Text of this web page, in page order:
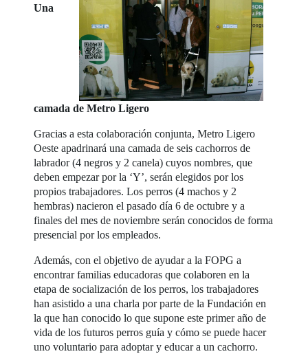
Una
camada de Metro Ligero
Gracias a esta colaboración conjunta, Metro Ligero
Oeste apadrinará una camada de seis cachorros de
labrador (4 negros y 2 canela) cuyos nombres, que
deben empezar por la ‘Y’, serán elegidos por los
propios trabajadores. Los perros (4 machos y 2
hembras) nacieron el pasado día 6 de octubre y a
finales del mes de noviembre serán conocidos de forma
presencial por los empleados.
Además, con el objetivo de ayudar a la FOPG a
encontrar familias educadoras que colaboren en la
etapa de socialización de los perros, los trabajadores
han asistido a una charla por parte de la Fundación en
la que han conocido lo que supone este primer año de
vida de los futuros perros guía y cómo se puede hacer
uno voluntario para adoptar y educar a un cachorro.